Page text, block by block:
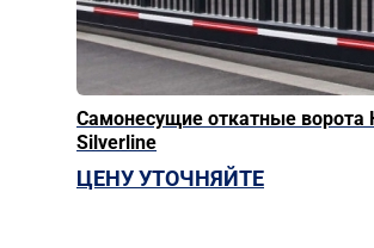
Самонесущие откатные ворота
Silverline
ЦЕНУ УТОЧНЯЙТЕ